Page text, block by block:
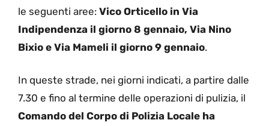
le seguenti aree: Vico Orticello in Via
Indipendenza il giorno 8 gennaio, Via Nino
Bixio e Via Mameli il giorno 9 gennaio.
In queste strade, nei giorni indicati, a partire dalle
7.30 e fino al termine delle operazioni di pulizia, il
Comando del Corpo di Polizia Locale ha